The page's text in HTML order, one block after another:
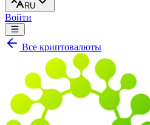
RU
Войти
Все криптовалюты